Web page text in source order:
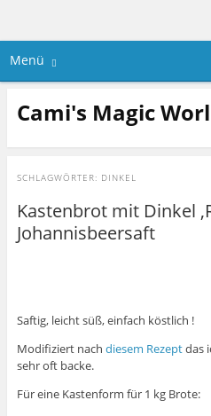
Menü
Cami's Magic
SCHLAGWÖRTER: DINKEL
Kastenbrot mit Dinkel
Johannisbeersaft
Saftig, leicht süß, einfach köstlich !
Modifiziert nach diesem Rezeptdas
sehr oft backe.
Für eine Kastenform für 1 kg Brote: